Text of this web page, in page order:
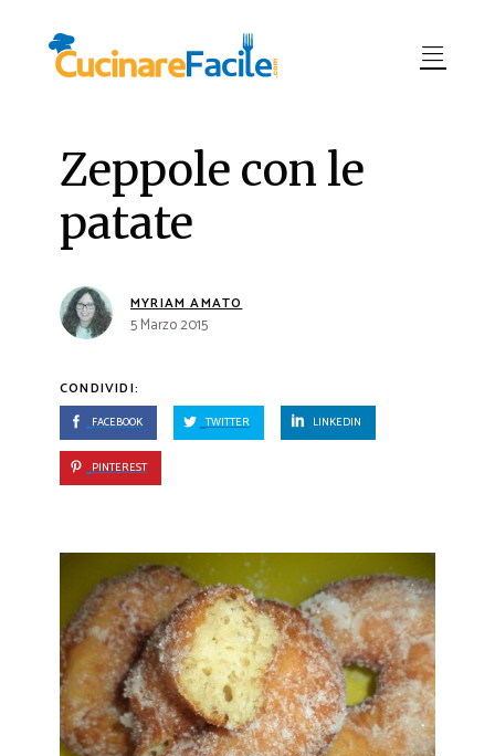
Zeppole con le
patate
MYRIAM AMATO
5 Marzo 2015
CONDIVIDI:
FACEBOOK TWITTER LINKEDIN
PINTEREST